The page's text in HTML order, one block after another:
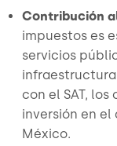
Contribución
impuestos es
servicios
con el SAT,
inversión en
México.